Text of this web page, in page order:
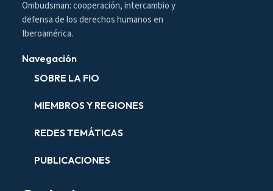
Ombudsman: cooperación, intercambio y
defensa de los derechos humanos en
Iberoamérica.
Navegación
SOBRE LA FIO
MIEMBROS Y REGIONES
REDES TEMÁTICAS
PUBLICACIONES